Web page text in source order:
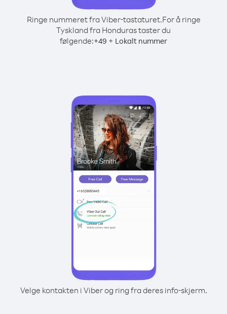
Ringe nummeret fra Viber-tastaturet.For å ringe
Tyskland fra Honduras taster du
følgende:+49 + Lokalt nummer
Velge kontakten i Viber og ring fra deres info-skjerm.